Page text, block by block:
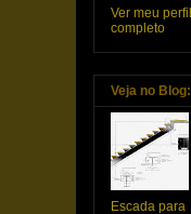
Ver meu perfil
completo
Veja no Blog:
Escada para